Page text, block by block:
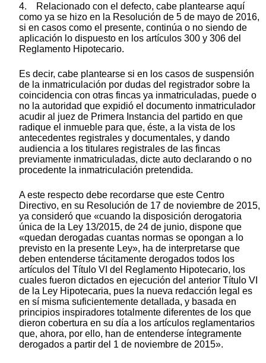
4. Relacionado con el defecto, cabe plantearse aquí
como ya se hizo en la Resolución de 5 de mayo de 2016,
si en casos como el presente, continúa o no siendo de
aplicación lo dispuesto en los artículos 300 y 306 del
Reglamento Hipotecario.
Es decir, cabe plantearse si en los casos de suspensión
de la inmatriculación por dudas del registrador sobre la
coincidencia con otras fincas ya inmatriculadas, puede o
no la autoridad que expidió el documento inmatriculador
acudir al juez de Primera Instancia del partido en que
radique el inmueble para que, éste, a la vista de los
antecedentes registrales y documentales, y dando
audiencia a los titulares registrales de las fincas
previamente inmatriculadas, dicte auto declarando o no
procedente la inmatriculación pretendida.
A este respecto debe recordarse que este Centro
Directivo, en su Resolución de 17 de noviembre de 2015,
ya consideró que «cuando la disposición derogatoria
única de la Ley 13/2015, de 24 de junio, dispone que
«quedan derogadas cuantas normas se opongan a lo
previsto en la presente Ley», ha de interpretarse que
deben entenderse tácitamente derogados todos los
artículos del Título VI del Reglamento Hipotecario, los
cuales fueron dictados en ejecución del anterior Título VI
de la Ley Hipotecaria, pues la nueva redacción legal es
en sí misma suficientemente detallada, y basada en
principios inspiradores totalmente diferentes de los que
dieron cobertura en su día a los artículos reglamentarios
que, ahora, por ello, han de entenderse íntegramente
derogados a partir del 1 de noviembre de 2015».